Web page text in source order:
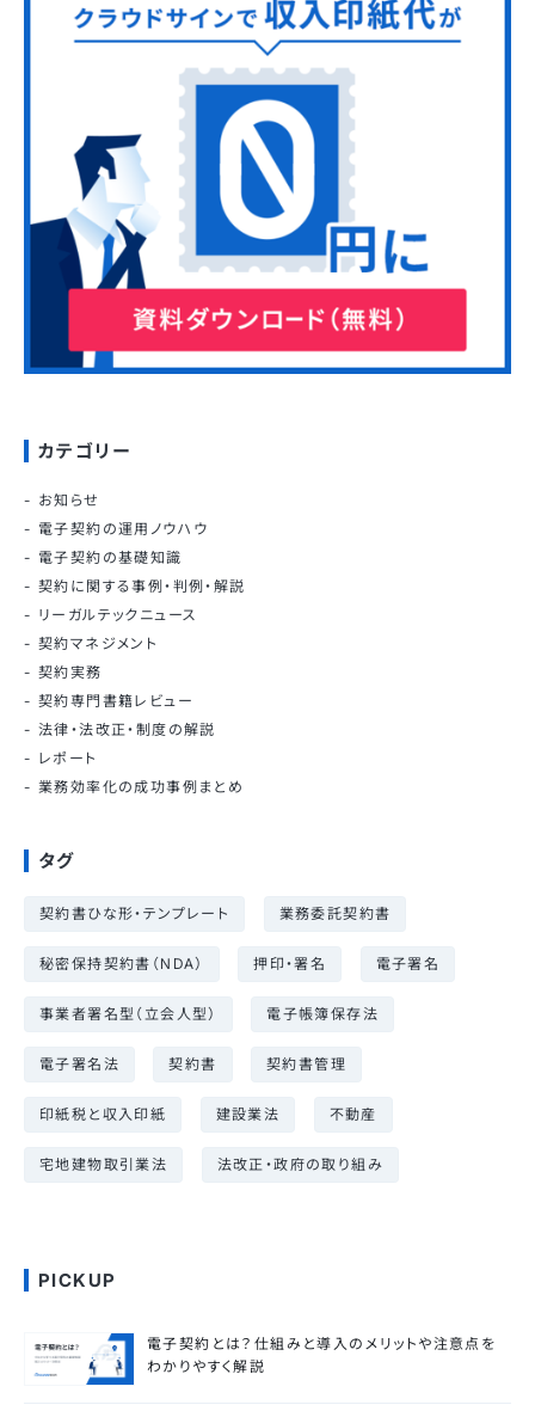
カテゴリー
お知らせ
電子契約の運用ノウハウ
電子契約の基礎知識
契約に関する事例・判例・解説
リーガルテックニュース
契約マネジメント
契約実務
契約専門書籍レビュー
法律・法改正・制度の解説
レポート
業務効率化の成功事例まとめ
タグ
契約書ひな形・テンプレート 業務委託契約書
秘密保持契約書（NDA） 押印・署名 電子署名
事業者署名型（立会人型） 電子帳簿保存法
電子署名法 契約書 契約書管理
印紙税と収入印紙 建設業法 不動産
宅地建物取引業法 法改正・政府の取り組み
PICKUP
電子契約とは？仕組みと導入のメリットや注意点を
わかりやすく解説